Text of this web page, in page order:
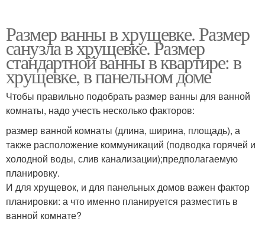
Размер ванны в хрущевке. Размер
санузла в хрущевке. Размер
стандартной ванны в квартире: в
хрущевке, в панельном доме
Чтобы правильно подобрать размер ванны для ванной
комнаты, надо учесть несколько факторов:
размер ванной комнаты (длина, ширина, площадь), а
также расположение коммуникаций (подводка горячей и
холодной воды, слив канализации);предполагаемую
планировку.
И для хрущевок, и для панельных домов важен фактор
планировки: а что именно планируется разместить в
ванной комнате?